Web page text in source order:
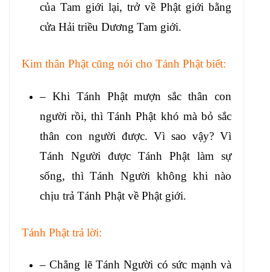
của Tam giới lại, trở về Phật giới bằng
cửa Hải triều Dương Tam giới.
Kim thân Phật cũng nói cho Tánh Phật biết:
– Khi Tánh Phật mượn sắc thân con
người rồi, thì Tánh Phật khó mà bỏ sắc
thân con người được. Vì sao vậy? Vì
Tánh Người được Tánh Phật làm sự
sống, thì Tánh Người không khi nào
chịu trả Tánh Phật về Phật giới.
Tánh Phật trả lời:
– Chẳng lẽ Tánh Người có sức mạnh và